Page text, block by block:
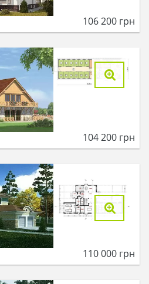
106 200 грн
104 200 грн
110 000 грн